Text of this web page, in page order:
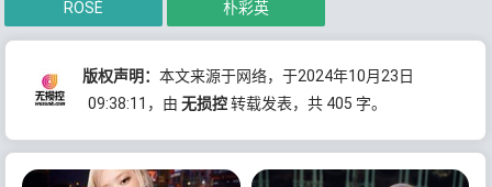
ROSÉ 朴彩英
版权声明：本文来源于网络，于2024年10月23日
09:38:11 ，由无损控转载发表，共 405 字。